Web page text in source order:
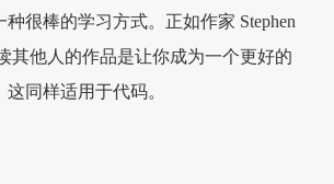
很棒的学习方式。正如作家 Stephen
其他人的作品是让你成为一个更好的
同样适用于代码。